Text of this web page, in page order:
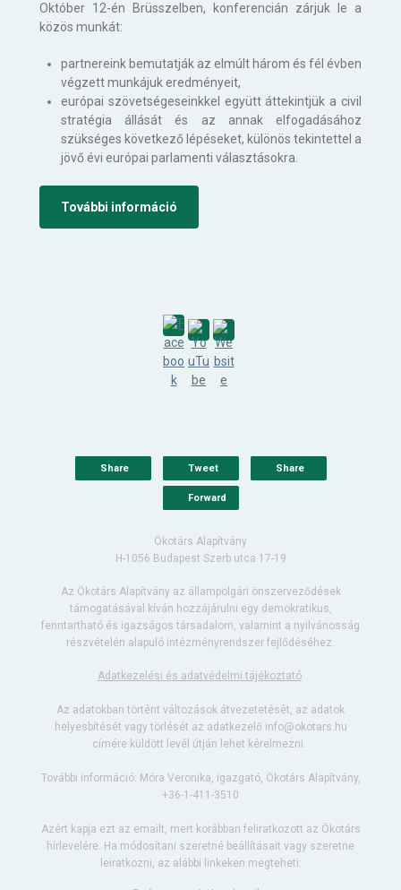
Október 12-én Brüsszelben, konferencián zárjuk le a
közös munkát:
partnereink bemutatják az elmúlt három és fél évben
végzett munkájuk eredményeit,
európai szövetségeseinkkel együtt áttekintjük a civil
stratégia állását és az annak elfogadásához
szükséges következő lépéseket, különös tekintettel a
jövő évi európai parlamenti választásokra.
További információ
Share Tweet Share
Forward
Ökotárs Alapítvány
H-1056 Budapest Szerb utca 17-19
Az Ökotárs Alapítvány az állampolgári önszerveződések
támogatásával kíván hozzájárulni egy demokratikus,
fenntartható és igazságos társadalom, valamint a nyilvánosság
részvételén alapuló intézményrendszer fejlődéséhez.
Adatkezelési és adatvédelmi tájékoztató
Az adatokban történt változások átvezetetését, az adatok
helyesbítését vagy törlését az adatkezelő info@okotars.hu
címére küldött levél útján lehet kérelmezni.
További információ: Móra Veronika, igazgató, Ökotárs Alapítvány,
+36-1-411-3510
Azért kapja ezt az emailt, mert korábban feliratkozott az Ökotárs
hírlevelére. Ha módosítani szeretné beállításait vagy szeretne
leiratkozni, az alábbi linkeken megteheti: